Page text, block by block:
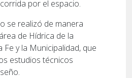
por el espacio.
se realizó de manera
de Hídrica de la
Fe y la Municipalidad, que
estudios técnicos